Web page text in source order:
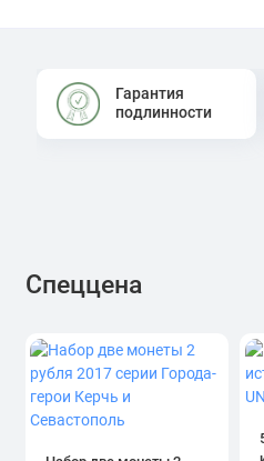
Гарантия
подлинности
Спеццена